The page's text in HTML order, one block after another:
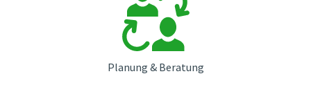
Planung & Beratung